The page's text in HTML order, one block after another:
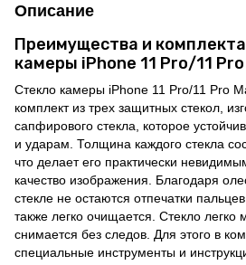
Описание
Преимущества и
камеры iPhone 11 Pro/11
Стекло камеры iPhone 11 Pro/11 Pro
комплект из трех защитных стекол,
сапфирового стекла, которое
и ударам. Толщина каждого стекла
что делает его практически
качество изображения. Благодаря
стекле не остаются отпечатки
также легко очищается. Стекло легко
снимается без следов. Для этого в
специальные инструменты и